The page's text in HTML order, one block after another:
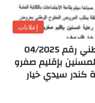
إعلانات
إعلان عن طلب عروض مفتوح وطني رقم 04/2025
بإقليم صفرو
كندر سيدي خيار